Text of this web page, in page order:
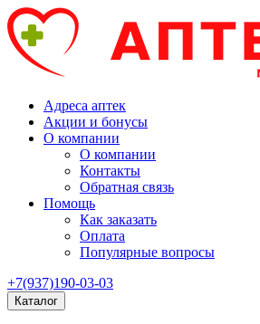
Адреса аптек
Акции и бонусы
О компании
О компании
Контакты
Обратная связь
Помощь
Как заказать
Оплата
Популярные вопросы
+7(937)190-03-03
Каталог